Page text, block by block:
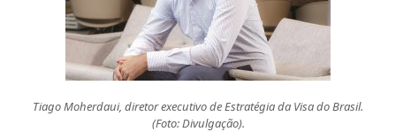
Tiago Moherdaui, diretor executivo de Estratégia da Visa do Brasil.
(Foto: Divulgação).